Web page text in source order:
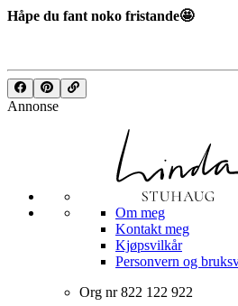
Håpe du fant noko fristande🤩
Annonse
Om meg
Kontakt meg
Kjøpsvilkår
Personvern og
Org nr 822 122 922